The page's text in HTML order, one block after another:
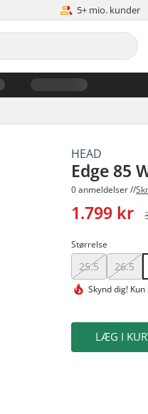
5+ mio. kunder
HEAD
Edge 85
0 anmeldelser //
1.799 kr
Størrelse
25.5 26.5
Skynd dig!
LÆG I